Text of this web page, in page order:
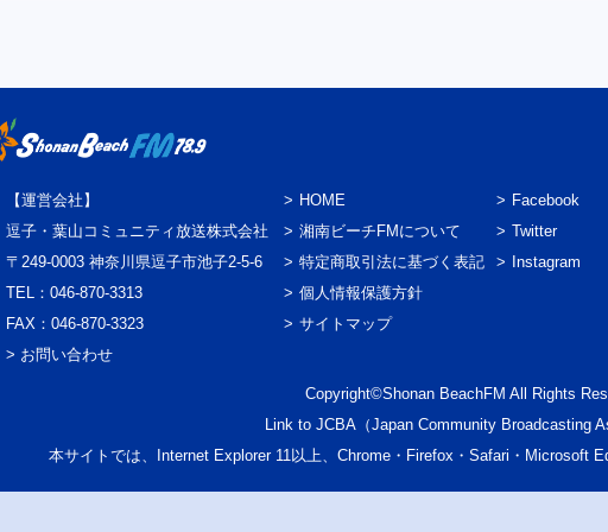
【運営会社】
逗子・葉山コミュニティ放送株式会社
〒249-0003 神奈川県逗子市池子2-5-6
TEL：046-870-3313
FAX：046-870-3323
> お問い合わせ
HOME
湘南ビーチFMについて
特定商取引法に基づく表記
個人情報保護方針
サイトマップ
Facebook
Twitter
Instagram
Copyright©Shonan BeachFM All Rights
Link to JCBA（Japan Community Broadcasting
本サイトでは、Internet Explorer 11以上、Chrome・Firefox・Safari・Microsoft